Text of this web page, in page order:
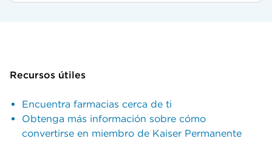
Recursos útiles
Encuentra farmacias cerca de ti
Obtenga más información sobre cómo
convertirse en miembro de Kaiser Permanente